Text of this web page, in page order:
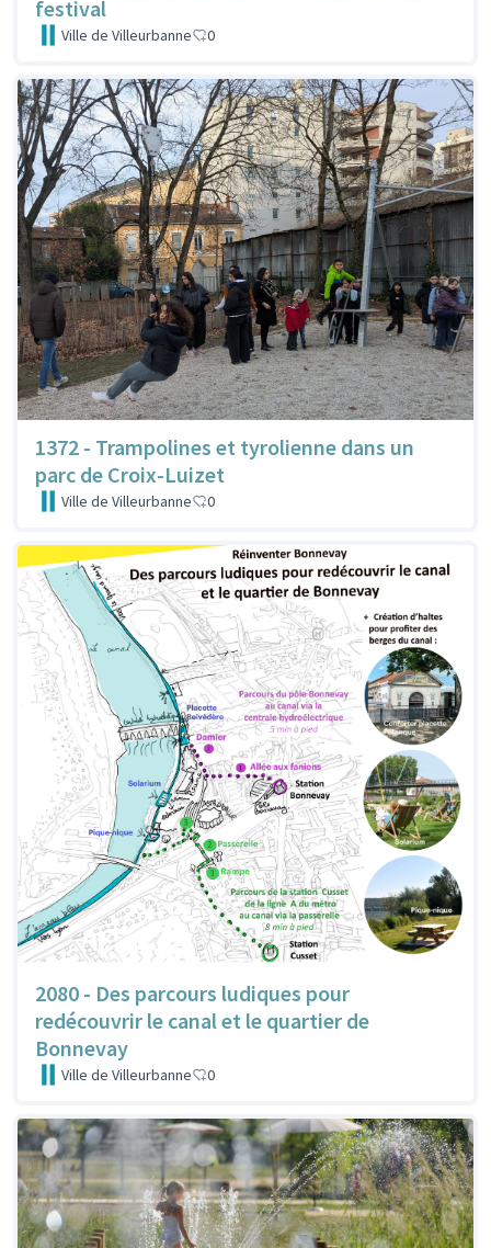
festival
Ville de Villeurbanne 0
1372 - Trampolines et tyrolienne dans un
parc de Croix-Luizet
Ville de Villeurbanne 0
2080 - Des parcours ludiques pour
redécouvrir le canal et le quartier de
Bonnevay
Ville de Villeurbanne 0